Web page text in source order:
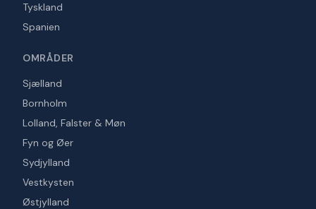
Tyskland
Spanien
OMRÅDER
Sjælland
Bornholm
Lolland, Falster & Møn
Fyn og Øer
Sydjylland
Vestkysten
Østjylland